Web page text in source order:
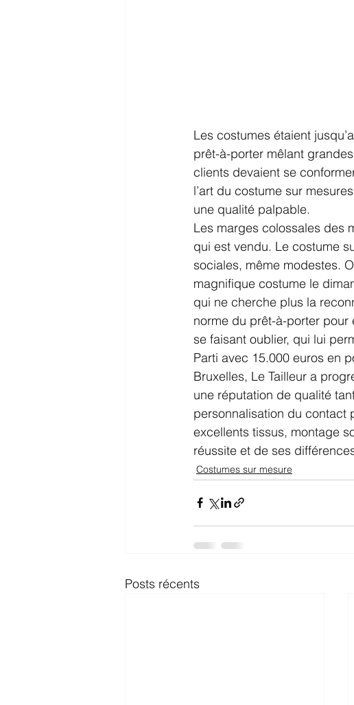
Les costumes étaient
prêt-à-porter mêlant
clients devaient se
l’art du costume sur
une qualité palpable.
Les marges colossales des
qui est vendu. Le costume
sociales, même modestes.
magnifique costume le
qui ne cherche plus la
norme du prêt-à-porter
se faisant oublier, qui lui
Parti avec 15.000 euros en
Bruxelles, Le Tailleur a
une réputation de qualité
personnalisation du contact
excellents tissus, montage
réussite et de ses
Costumes sur mesure
Posts récents